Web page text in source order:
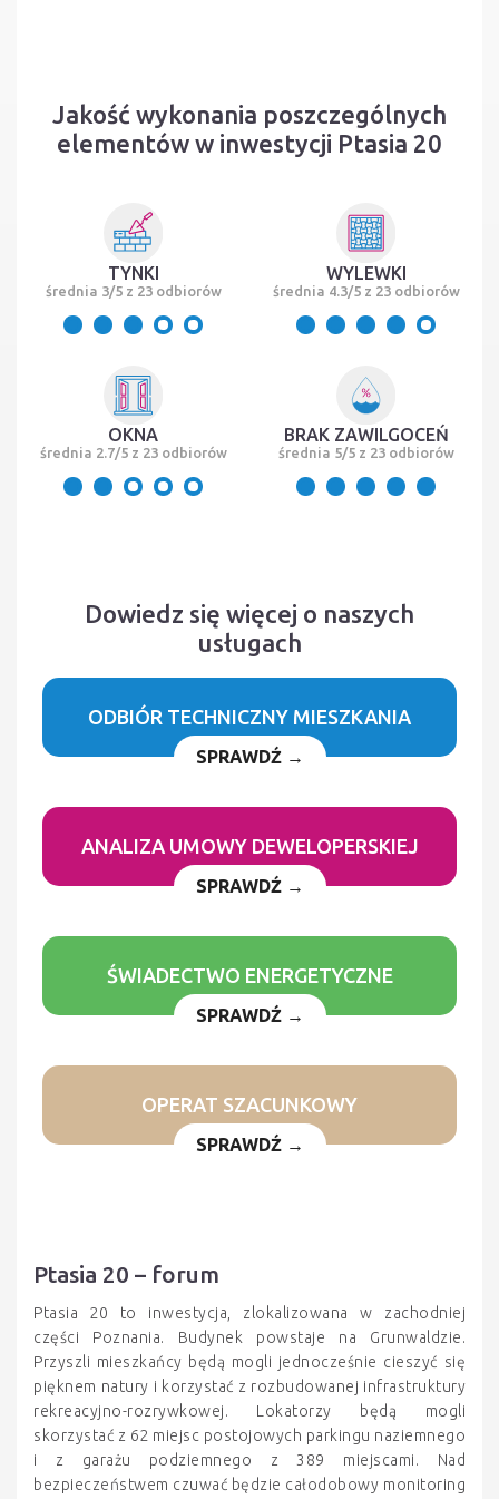
Jakość wykonania poszczególnych
elementów w inwestycji Ptasia 20
TYNKI
średnia 3/5 z 23 odbiorów
WYLEWKI
średnia 4.3/5 z 23 odbiorów
OKNA
średnia 2.7/5 z 23 odbiorów
BRAK ZAWILGOCEŃ
średnia 5/5 z 23 odbiorów
Dowiedz się więcej o naszych
usługach
ODBIÓR TECHNICZNY MIESZKANIA
SPRAWDŹ →
ANALIZA UMOWY DEWELOPERSKIEJ
SPRAWDŹ →
ŚWIADECTWO ENERGETYCZNE
SPRAWDŹ →
OPERAT SZACUNKOWY
SPRAWDŹ →
Ptasia 20 – forum
Ptasia 20 to inwestycja, zlokalizowana w zachodniej
części Poznania. Budynek powstaje na Grunwaldzie.
Przyszli mieszkańcy będą mogli jednocześnie cieszyć się
pięknem natury i korzystać z rozbudowanej infrastruktury
rekreacyjno-rozrywkowej. Lokatorzy będą mogli
skorzystać z 62 miejsc postojowych parkingu naziemnego
i z garażu podziemnego z 389 miejscami. Nad
bezpieczeństwem czuwać będzie całodobowy monitoring